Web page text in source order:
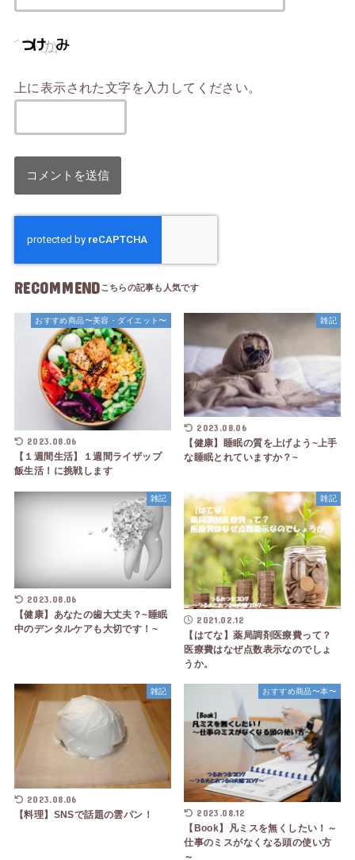
上に表示された文字を入力してください。
RECOMMEND
おすすめ商品〜美容・ダイエット〜
2023.08.06
【１週間生活】１週間ライザップ
飯生活！に挑戦します
雑記
2023.08.06
【健康】睡眠の質を上げよう~上手
な睡眠とれていますか？~
雑記
2023.08.06
【健康】あなたの歯大丈夫？~睡眠
中のデンタルケアも大切です！~
雑記
2021.02.12
【はてな】薬局調剤医療費って？
医療費はなぜ点数表示なのでしょ
うか。
雑記
2023.08.06
【料理】SNSで話題の雲パン！
おすすめ商品〜本〜
2023.08.12
【Book】凡ミスを無くしたい！～
仕事のミスがなくなる頭の使い方
～